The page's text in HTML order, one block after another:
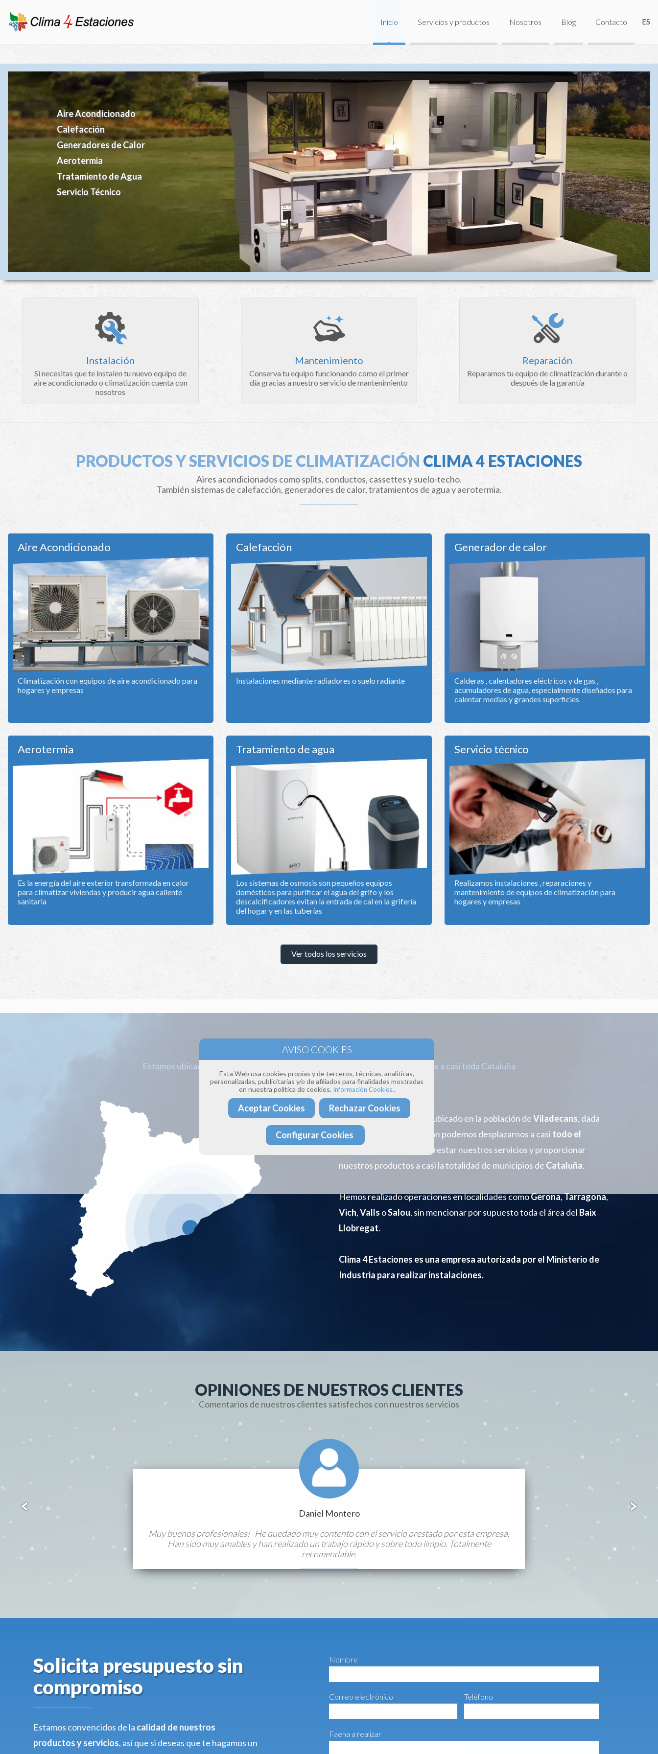
ES
Inicio Servicios y productos Nosotros Blog Contacto
Aire Acondicionado
Calefacción
Generadores de Calor
Aerotermia
Tratamiento de Agua
Servicio Técnico
Instalación
Si necesitas que te instalen tu nuevo equipo de
aire acondicionado o climatización cuenta con
nosotros
Mantenimiento
Conserva tu equipo funcionando como el primer
día gracias a nuestro servicio de mantenimiento
Reparación
Reparamos tu equipo de climatización durante o
después de la garantía
PRODUCTOS Y SERVICIOS DE CLIMATIZACIÓN CLIMA 4 ESTACIONES
Aires acondicionados como splits, conductos, cassettes y suelo-techo.
También sistemas de calefacción, generadores de calor, tratamientos de agua y aerotermia.
Aire Acondicionado
Climatización con equipos de aire acondicionado para
hogares y empresas
Calefacción
Instalaciones mediante radiadores o suelo radiante
Generador de calor
Calderas , calentadores eléctricos y de gas ,
acumuladores de agua, especialmente diseñados para
calentar medias y grandes superficies
Aerotermia
Es la energía del aire exterior transformada en calor
para climatizar viviendas y producir agua caliente
sanitaria
Tratamiento de agua
Los sistemas de osmosis son pequeños equipos
domésticos para purificar el agua del grifo y los
descalcificadores evitan la entrada de cal en la grifería
del hogar y en las tuberías
Servicio técnico
Realizamos instalaciones , reparaciones y
mantenimiento de equipos de climatización para
hogares y empresas
Ver todos los servicios
ÁREA DE ACTUACIÓN
Estamos ubicados en Viladecans pero servimos nuestros productos y servicios a casi toda Cataluña
Clima 4 Estaciones está ubicado en la población deViladecans, dada
nuestra céntrica ubicación podemos desplazarnos a casi todo el
para prestar nuestros servicios y proporcionar
nuestros productos a casi la totalidad de municipios de Cataluña.
Hemos realizado operaciones en localidades comoGerona,Tarragona,
Vich,Valls oSalou, sin mencionar por supuesto toda el área del Baix
Llobregat.
Clima 4 Estaciones es una empresa autorizada por el Ministerio de
Industria para realizar instalaciones.
OPINIONES DE NUESTROS CLIENTES
Comentarios de nuestros clientes satisfechos con nuestros servicios
Daniel Montero
Muy buenos profesionales! He quedado muy contento con el servicio prestado por esta empresa.
Han sido muy amables y han realizado un trabajo rápido y sobre todo limpio. Totalmente
recomendable.
Solicita presupuesto sin
compromiso
Estamos convencidos de la calidad de nuestros
productos y servicios, así que si deseas que te hagamos un
Nombre
Correo electrónico Teléfono
Faena a realizar
Esta Web usa cookies propias y de terceros, técnicas, analíticas,
personalizadas, publicitarias y/o de afiliados para finalidades mostradas
en nuestra política de cookies. Información Cookies..
Aceptar Cookies Rechazar Cookies
Configurar Cookies